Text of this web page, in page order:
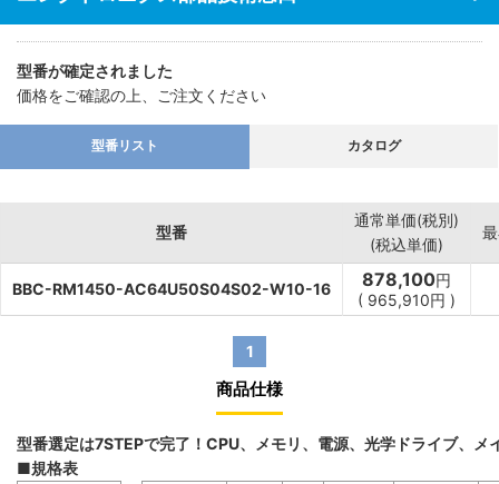
型番が確定されました
価格をご確認の上、ご注文ください
型番リスト カタログ
型番
通常単価(税別)
(税込単価)
BBC-RM1450-AC64U50S04S02-W10-16 878,100円
( 965,910円 )
1
商品仕様
型番選定は7STEPで完了！CPU、メモリ、電源、光学ドライブ、
■規格表